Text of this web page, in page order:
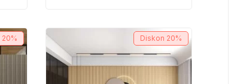
20% Diskon 20%